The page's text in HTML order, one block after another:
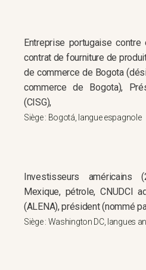
Entreprise portugaise contre
contrat de fourniture de
de commerce de Bogota
commerce de Bogota),
(CISG),
Siège : Bogotá, langue espagnole
Investisseurs
Mexique, pétrole, CNUDCI
(ALENA), président (nommé
Siège : Washington DC, langues